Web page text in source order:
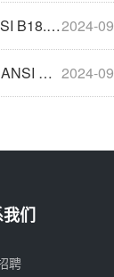
2024-09
2024-09
们
聘